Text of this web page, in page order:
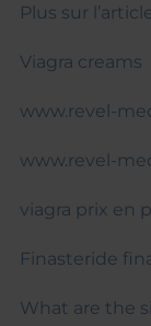
Plus sur
Viagra creams
www.revel-
www.revel-
viagra prix en
Finasteride
What are the